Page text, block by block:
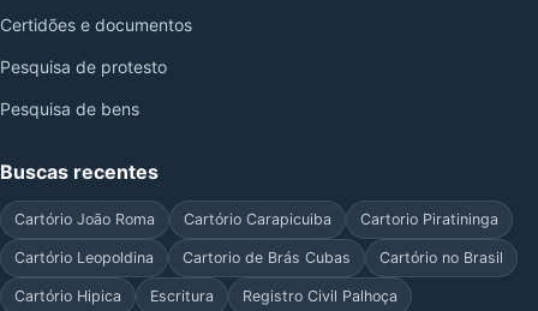
Certidões e documentos
Pesquisa de protesto
Pesquisa de bens
Buscas recentes
Cartório João Roma Cartório Carapicuiba Cartorio Piratininga
Cartório Leopoldina Cartorio de Brás Cubas Cartório no Brasil
Cartório Hipica Escritura Registro Civil Palhoça